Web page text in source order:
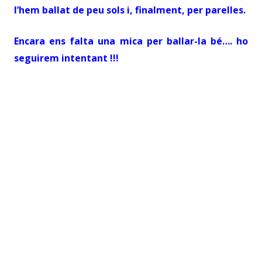
l’hem ballat de peu sols i, finalment, per parelles.
Encara ens falta una mica per ballar-la bé…. ho
seguirem intentant !!!